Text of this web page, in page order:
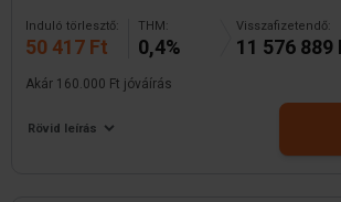
Induló törlesztő:
50 417 Ft
THM:
0,4%
Visszafizetendő:
11 576 889
Akár 160.000 Ft jóváírás
Rövid leírás